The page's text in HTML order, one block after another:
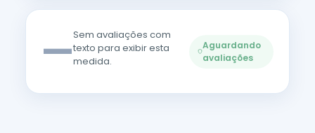
—Sem avaliações com
texto para exibir esta
medida.
Aguardando
avaliações